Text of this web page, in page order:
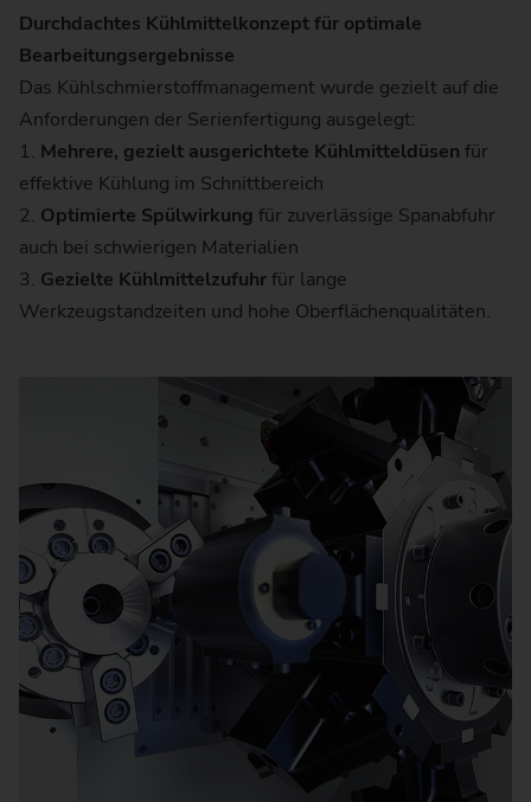
Durchdachtes Kühlmittelkonzept für optimale
Bearbeitungsergebnisse
Das Kühlschmierstoffmanagement wurde gezielt auf die
Anforderungen der Serienfertigung ausgelegt:
1. Mehrere, gezielt ausgerichtete Kühlmitteldüsen für
effektive Kühlung im Schnittbereich
2. Optimierte Spülwirkung für zuverlässige Spanabfuhr
auch bei schwierigen Materialien
3. Gezielte Kühlmittelzufuhrfür lange
Werkzeugstandzeiten und hohe Oberflächenqualitäten.